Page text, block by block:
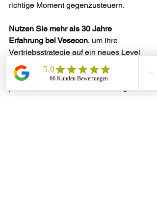
richtige Moment gegenzusteuern.
Nutzen Sie mehr als 30 Jahre
Erfahrung bei Vesecon, um Ihre
Vertriebsstrategie auf ein neues Level
zu heben. Mit praxiserprobten
Methoden aus Leadgenerierung,